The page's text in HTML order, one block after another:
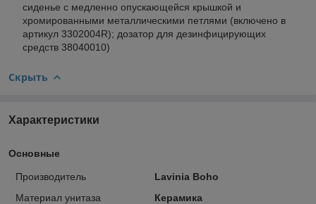
сиденье с медленно опускающейся крышкой и
хромированными металлическими петлями (включено в
артикул 3302004R); дозатор для дезинфицирующих
средств 38040010)
Скрыть
Характеристики
Основные
Производитель
Lavinia Boho
Материал унитаза
Керамика